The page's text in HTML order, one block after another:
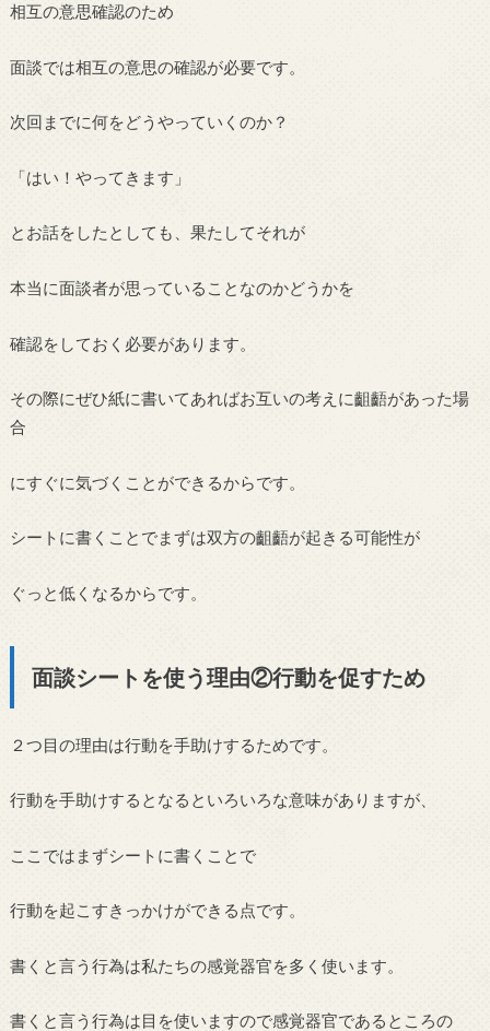
相互の意思確認のため
面談では相互の意思の確認が必要です。
次回までに何をどうやっていくのか？
「はい！やってきます」
とお話をしたとしても、果たしてそれが
本当に面談者が思っていることなのかどうかを
確認をしておく必要があります。
その際にぜひ紙に書いてあればお互いの考えに齟齬があった場
合
にすぐに気づくことができるからです。
シートに書くことでまずは双方の齟齬が起きる可能性が
ぐっと低くなるからです。
面談シートを使う理由②行動を促すため
２つ目の理由は行動を手助けするためです。
行動を手助けするとなるといろいろな意味がありますが、
ここではまずシートに書くことで
行動を起こすきっかけができる点です。
書くと言う行為は私たちの感覚器官を多く使います。
書くと言う行為は目を使いますので感覚器官であるところの